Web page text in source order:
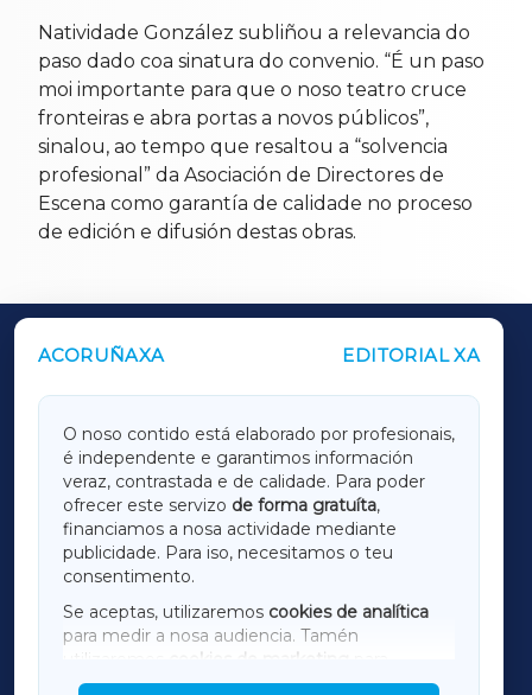
Natividade González subliñou a relevancia do
paso dado coa sinatura do convenio. “É un paso
moi importante para que o noso teatro cruce
fronteiras e abra portas a novos públicos”,
sinalou, ao tempo que resaltou a “solvencia
profesional” da Asociación de Directores de
Escena como garantía de calidade no proceso
de edición e difusión destas obras.
ACORUÑAXA EDITORIAL XA
O noso contido está elaborado por profesionais,
é independente e garantimos información
veraz, contrastada e de calidade. Para poder
ofrecer este servizo de forma gratuíta,
financiamos a nosa actividade mediante
publicidade. Para iso, necesitamos o teu
consentimento.
Se aceptas, utilizaremos cookies de analítica
para medir a nosa audiencia. Tamén
utilizaremos
cookies de marketing
mostrar publicidade de terceiros.
OUTROS PERIÓDICOS
LUGOXA
TERRACHAXA
AMARIÑAXA